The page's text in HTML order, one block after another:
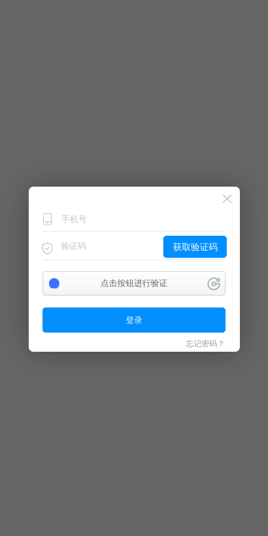
获取验证码
点击按钮进行验证
登录
忘记密码？